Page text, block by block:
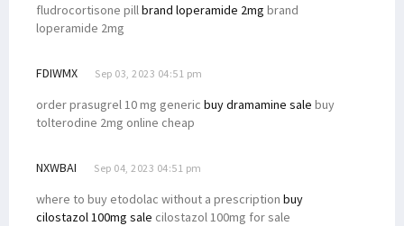
fludrocortisone pillbrand loperamide 2mg brand
loperamide 2mg
FDIWMX Sep 03, 2023 04:51 pm
order prasugrel 10 mg generic buy dramamine sale buy
tolterodine 2mg online cheap
NXWBAI Sep 04, 2023 04:51 pm
where to buy etodolac without a prescription buy
cilostazol 100mg sale cilostazol 100mg for sale